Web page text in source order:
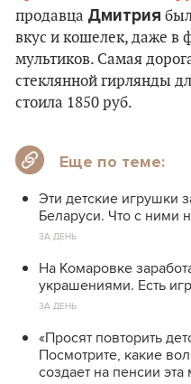
продавца Дмитрия
вкус и кошелек, даже в
мультиков. Самая
стеклянной гирлянды
стоила 1850 руб.
Еще по теме:
Эти детские игрушки
Беларуси. Что с ними
ЗА ДЕНЬ
На Комаровке
украшениями. Есть
ЗА ДЕНЬ
«Просят повторить
Посмотрите, какие
создает на пенсии